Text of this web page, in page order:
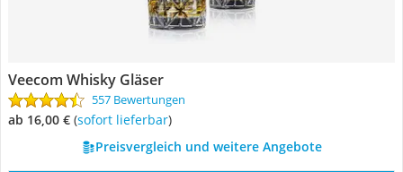
Veecom Whisky Gläser
557 Bewertungen
ab 16,00 € ( Sofort lieferbar)
Preisvergleich und weitere Angebote